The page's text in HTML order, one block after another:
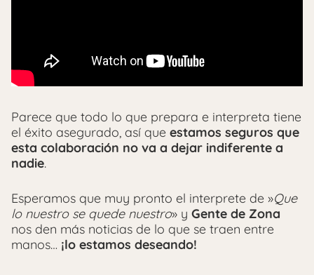
Parece que todo lo que prepara e interpreta tiene
el éxito asegurado, así que estamos seguros que
esta colaboración no va a dejar indiferente a
nadie.
Esperamos que muy pronto el interprete de »Que
lo nuestro se quede nuestro» y Gente de Zona
nos den más noticias de lo que se traen entre
manos… ¡lo estamos deseando!